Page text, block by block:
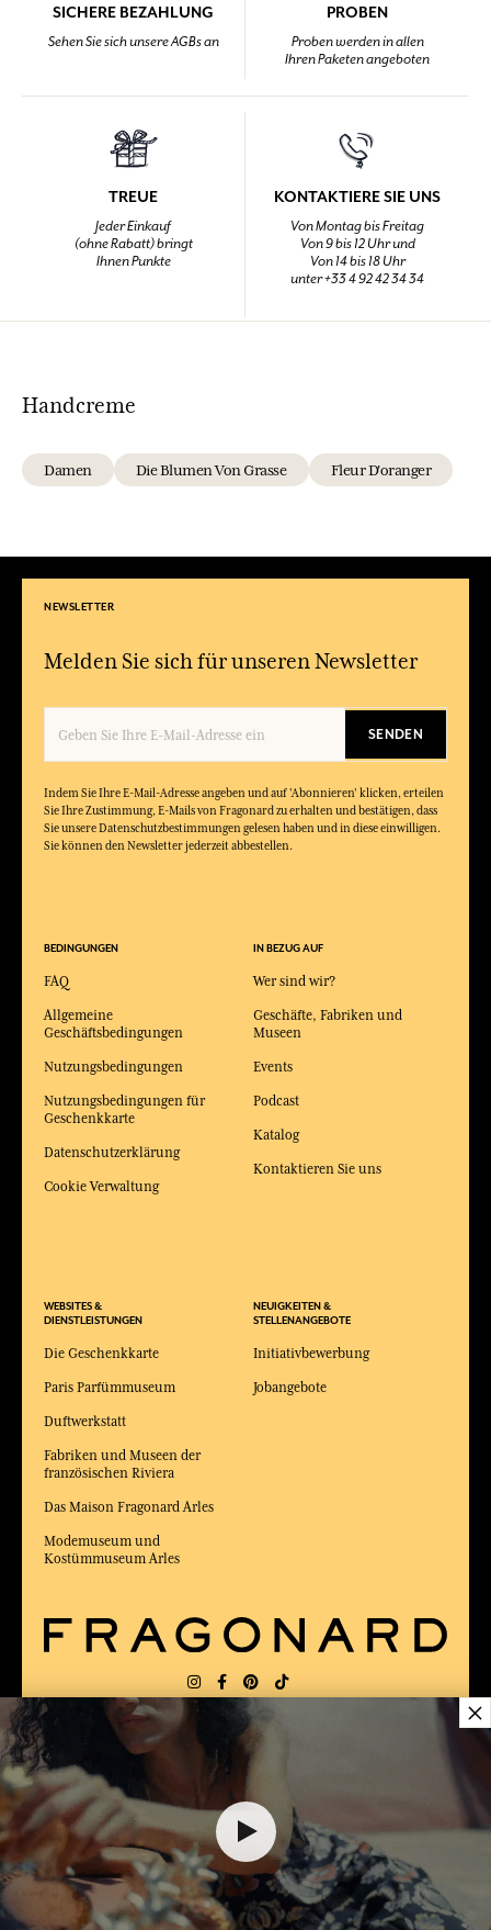
12,00 €
SICHERE BEZAHLUNG
Sehen Sie sich unsere AGBs an
PROBEN
Proben werden in allen
Ihren Paketen angeboten
TREUE
Jeder Einkauf
(ohne Rabatt) bringt
Ihnen Punkte
KONTAKTIERE SIE UNS
Von Montag bis Freitag
Von 9 bis 12 Uhr und
Von 14 bis 18 Uhr
unter +33 4 92 42 34 34
Handcreme
Damen Die Blumen Von Grasse Fleur D'oranger
NEWSLETTER
Melden Sie sich für unseren Newsletter
SENDEN
Indem Sie Ihre E-Mail-Adresse angeben und auf 'Abonnieren' klicken, erteilen
Sie Ihre Zustimmung, E-Mails von Fragonard zu erhalten und bestätigen, dass
Sie unsere Datenschutzbestimmungen gelesen haben und in diese einwilligen.
Sie können den Newsletter jederzeit abbestellen.
BEDINGUNGEN
FAQ
Allgemeine
Geschäftsbedingungen
Nutzungsbedingungen
Nutzungsbedingungen für
Geschenkkarte
Datenschutzerklärung
Cookie Verwaltung
WEBSITES &
DIENSTLEISTUNGEN
Die Geschenkkarte
Paris Parfümmuseum
Duftwerkstatt
Fabriken und Museen der
französischen Riviera
Das Maison Fragonard Arles
Modemuseum und
Kostümmuseum Arles
IN BEZUG AUF
Wer sind wir?
Geschäfte, Fabriken und
Museen
Events
Podcast
Katalog
Kontaktieren Sie uns
NEUIGKEITEN &
STELLENANGEBOTE
Initiativbewerbung
Jobangebote
LIEFERUNG: FR
ZUM BESTEN ONLINE-COMMERCE-SITE
2025 vom Magazin Capital gewählt
×